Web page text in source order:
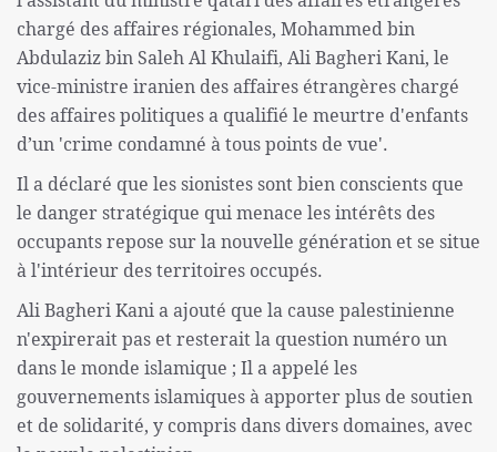
chargé des affaires régionales, Mohammed bin
Abdulaziz bin Saleh Al Khulaifi, Ali Bagheri Kani, le
vice-ministre iranien des affaires étrangères chargé
des affaires politiques a qualifié le meurtre d'enfants
d’un 'crime condamné à tous points de vue'.
Il a déclaré que les sionistes sont bien conscients que
le danger stratégique qui menace les intérêts des
occupants repose sur la nouvelle génération et se situe
à l'intérieur des territoires occupés.
Ali Bagheri Kani a ajouté que la cause palestinienne
n'expirerait pas et resterait la question numéro un
dans le monde islamique ; Il a appelé les
gouvernements islamiques à apporter plus de soutien
et de solidarité, y compris dans divers domaines, avec